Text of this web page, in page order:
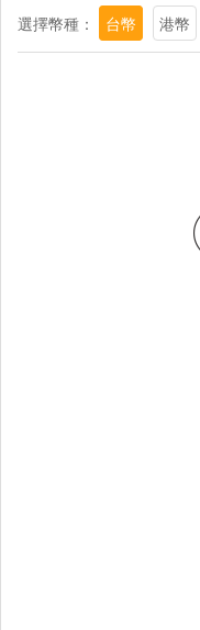
選擇幣種： 台幣 港幣